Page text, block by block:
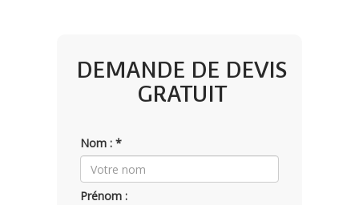
DEMANDE DE DEVIS
GRATUIT
Nom : *
Prénom :